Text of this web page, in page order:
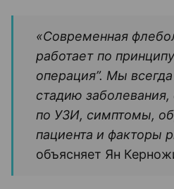
«Современная
работает по
операция”. Мы
стадию заболевания,
по УЗИ, симптомы,
пациента и факторы
объясняет Ян